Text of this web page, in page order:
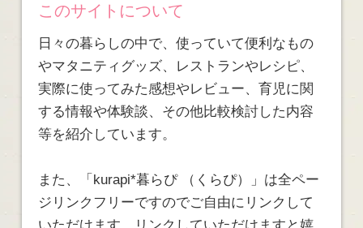
このサイトについて
日々の暮らしの中で、使っていて便利なもの
やマタニティグッズ、レストランやレシピ、
実際に使ってみた感想やレビュー、育児に関
する情報や体験談、その他比較検討した内容
等を紹介しています。
また、「kurapi*暮らぴ （くらぴ）」は全ペー
ジリンクフリーですのでご自由にリンクして
いただけます。リンクしていただけますと嬉